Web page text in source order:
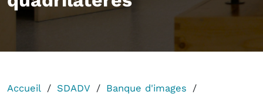
Accueil SDADV Banque d'images